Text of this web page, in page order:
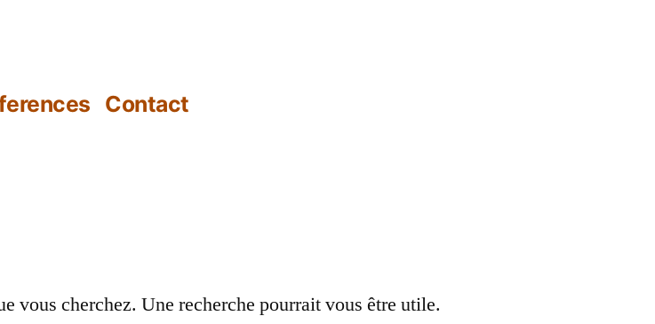
Contact
vous cherchez. Une recherche pourrait vous être utile.